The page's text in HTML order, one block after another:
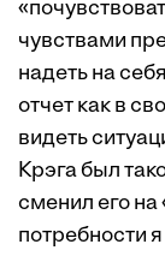
чувствами
надеть на
отчет как в
видеть
Крэга был
сменил его на
потребности